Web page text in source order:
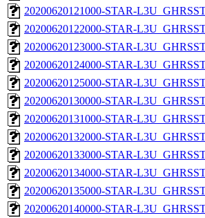
20200620121000-STAR-
20200620122000-STAR-
20200620123000-STAR-
20200620124000-STAR-
20200620125000-STAR-
20200620130000-STAR-
20200620131000-STAR-
20200620132000-STAR-
20200620133000-STAR-
20200620134000-STAR-
20200620135000-STAR-
20200620140000-STAR-